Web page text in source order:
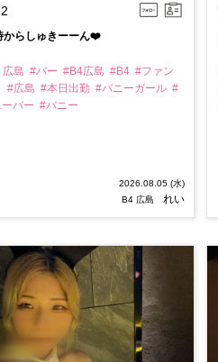
2
からしゅきーーん❤️
島 #バー #B4広島 #B4 #ファン
#広島 #本日出勤 #バニーガール #
バー #バニー
2026.08.05 (水)
B4 広島
れい